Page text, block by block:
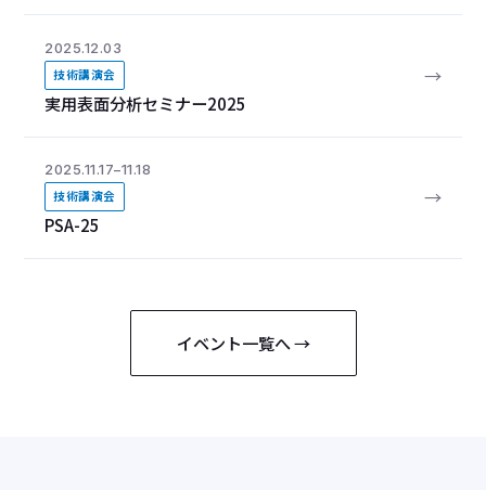
2025.12.03
技術講演会
実用表面分析セミナー2025
→
2025.11.17–11.18
技術講演会
PSA-25
→
イベント一覧へ →